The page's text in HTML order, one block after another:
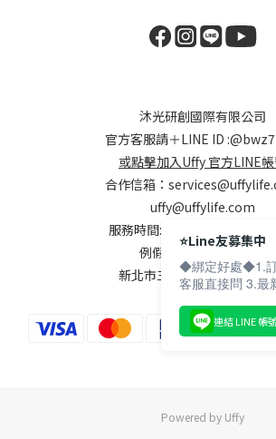
沐光研創國際有限公司
官方客服請＋LINE ID :
或點擊加入Uffy 官方LINE
合作信箱：
uffy@uffylife.com
服務時間: 週一~週五，9:00-
例假日及國定假日公休
新北市三重區集美街148號
Powered by Uffy
⭐️Line友募集中
◆綁定好處◆1.
客服直接問 3.最
連結 LINE 帳